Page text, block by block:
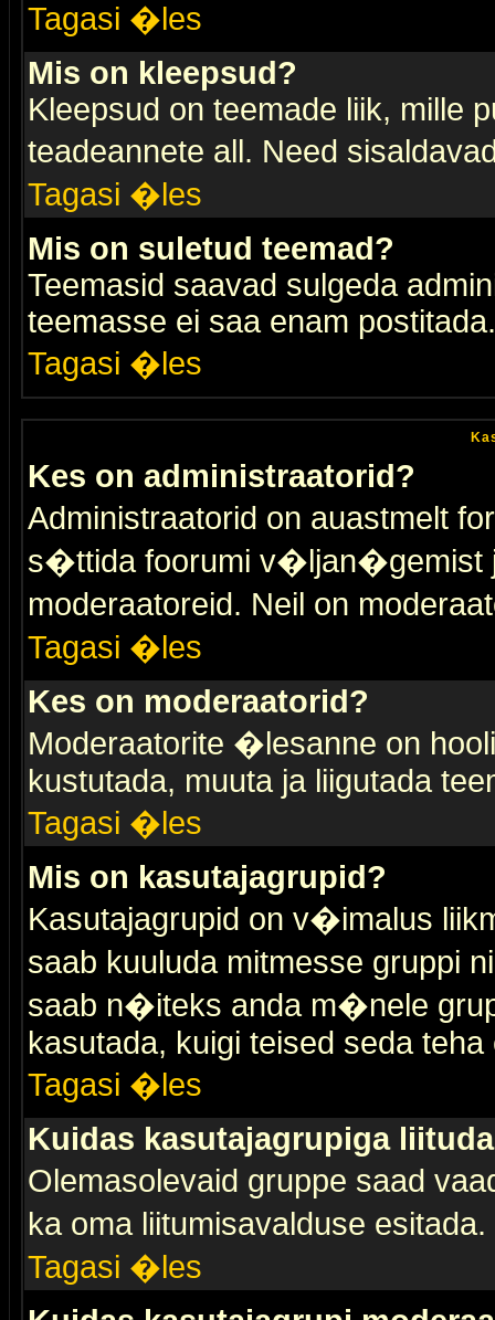
Tagasi �les
Mis on kleepsud?
Kleepsud on teemade liik, mille
teadeannete all. Need
Tagasi �les
Mis on suletud teemad?
Teemasid saavad sulgeda
teemasse ei saa enam postitada.
Tagasi �les
Kes on administraatorid?
Administraatorid on auastmelt
s�ttida foorumi v�ljan�gemist
moderaatoreid. Neil on
Tagasi �les
Kes on moderaatorid?
Moderaatorite �lesanne on
kustutada, muuta ja liigutada
Tagasi �les
Mis on kasutajagrupid?
Kasutajagrupid on v�imalus
saab kuuluda mitmesse gruppi
saab n�iteks anda m�nele
kasutada, kuigi teised seda teha
Tagasi �les
Kuidas kasutajagrupiga
Olemasolevaid gruppe saad
ka oma liitumisavalduse
Tagasi �les